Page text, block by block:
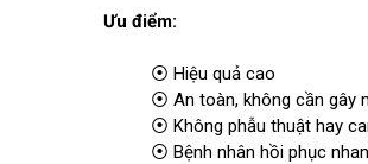
Ưu điểm:
⦿ Hiệu quả cao
⦿ An toàn, không cần gây
⦿ Không phẫu thuật hay
⦿ Bệnh nhân hồi phục